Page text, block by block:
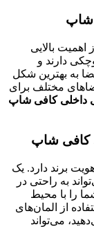
شاپ
اهمیت بالایی
دارند و
به بهترین شکل
مختلف برای
داخلی کافی شاپ
کافی شاپ
برند دارد. یک
به راحتی در
را با محیط
از المان‌های
می‌تواند